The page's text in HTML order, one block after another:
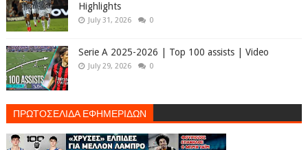
Highlights
July 31, 2026 0
Serie A 2025-2026 | Top 100 assists | Video
July 29, 2026 0
ΠΡΩΤΟΣΕΛΙΔΑ ΕΦΗΜΕΡΙΔΩΝ